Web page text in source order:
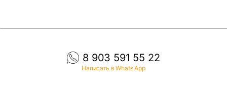
8 903 591 55 22
Написать в Whats App